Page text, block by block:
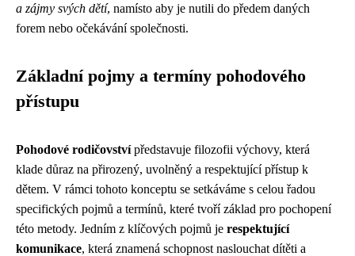
a zájmy svých dětí, namísto aby je nutili do předem daných
forem nebo očekávání společnosti.
Základní pojmy a termíny pohodového
přístupu
Pohodové rodičovstvípředstavuje filozofii výchovy, která
klade důraz na přirozený, uvolněný a respektující přístup k
dětem. V rámci tohoto konceptu se setkáváme s celou řadou
specifických pojmů a termínů, které tvoří základ pro pochopení
této metody. Jedním z klíčových pojmů je respektující
komunikace, která znamená schopnost naslouchat dítěti a